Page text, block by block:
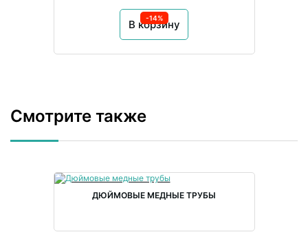
В корзину
-14%
Смотрите также
ДЮЙМОВЫЕ МЕДНЫЕ ТРУБЫ